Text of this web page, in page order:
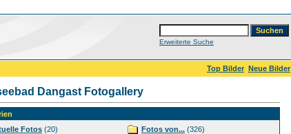
Erweiterte Suche
Top Bilder Neue Bilder
Dangast Fotogallery
Fotos (20)
Fotos von... (326)